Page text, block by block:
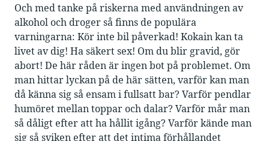
Och med tanke på riskerna med användningen av
alkohol och droger så finns de populära
varningarna: Kör inte bil påverkad! Kokain kan ta
livet av dig! Ha säkert sex! Om du blir gravid, gör
abort! De här råden är ingen bot på problemet. Om
man hittar lyckan på de här sätten, varför kan man
då känna sig så ensam i fullsatt bar? Varför pendlar
humöret mellan toppar och dalar? Varför mår man
så dåligt efter att ha hållit igång? Varför kände man
sig så sviken efter att det intima förhållandet